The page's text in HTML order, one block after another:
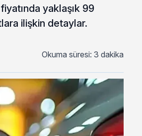
yaklaşık 99
ilişkin detaylar.
Okuma süresi: 3 dakika